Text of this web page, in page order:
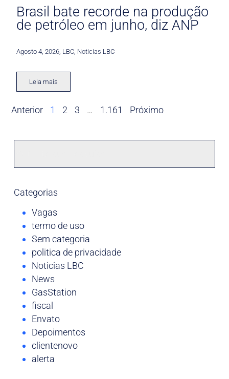
Brasil bate recorde na produção
de petróleo em junho, diz ANP
Agosto 4, 2026 LBC Noticias LBC
Leia mais
Anterior 1 2 3 … 1.161 Próximo
Categorias
Vagas
termo de uso
Sem categoria
politica de privacidade
Noticias LBC
News
GasStation
fiscal
Envato
Depoimentos
clientenovo
alerta